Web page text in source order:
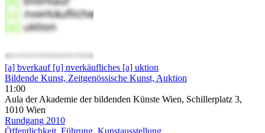
[a] bverkauf [u] nverkäufliches [a] uktion
Bildende Kunst, Zeitgenössische Kunst, Auktion
11:00
Aula der Akademie der bildenden Künste Wien, Schillerplatz 3,
1010 Wien
Rundgang 2010
Öffentlichkeit, Führung, Kunstausstellung